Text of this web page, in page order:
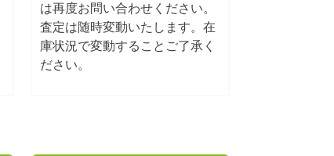
は再度お問い合わせください。
査定は随時変動いたします。在
庫状況で変動することご了承く
ださい。